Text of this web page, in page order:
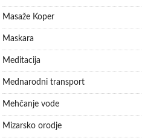
Masaže Koper
Maskara
Meditacija
Mednarodni transport
Mehčanje vode
Mizarsko orodje